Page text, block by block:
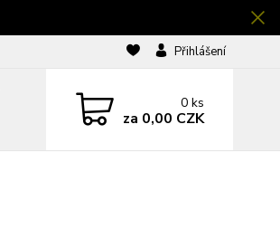
Přihlášení
0 ks
za 0,00 CZK